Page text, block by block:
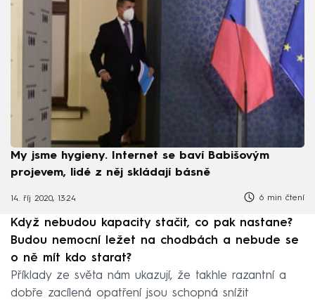
My jsme hygieny. Internet se baví Babišovým
projevem, lidé z něj skládají básně
14. říj 2020, 13:24 6 min čtení
Když nebudou kapacity stačit, co pak nastane?
Budou nemocní ležet na chodbách a nebude se
o ně mít kdo starat?
Příklady ze světa nám ukazují, že takhle razantní a
dobře zacílená opatření jsou schopná snížit